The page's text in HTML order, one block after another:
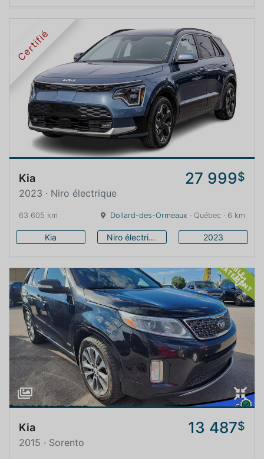
Certifié
Kia 27 999$
2023 · Niro électrique
63 605 km Dollard-des-Ormeaux · Québec · 6 km
Kia Niro électrique 2023
Kia 13 487$
2015 · Sorento